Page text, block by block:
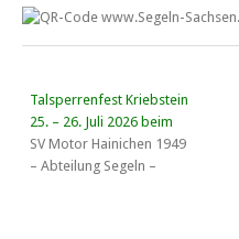
Talsperrenfest Kriebstein
25. – 26. Juli 2026 beim
SV Motor Hainichen 1949
– Abteilung Segeln –